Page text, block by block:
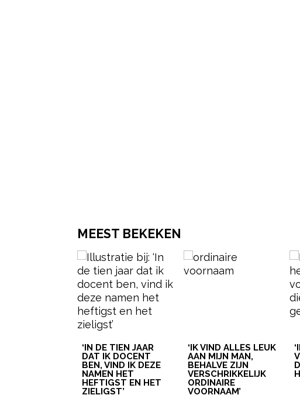
MEEST BEKEKEN
‘IN DE TIEN JAAR
DAT IK DOCENT
BEN, VIND IK DEZE
NAMEN HET
HEFTIGST EN HET
ZIELIGST’
‘IK VIND ALLES LEUK
AAN MIJN MAN,
BEHALVE ZIJN
VERSCHRIKKELIJK
ORDINAIRE
VOORNAAM’